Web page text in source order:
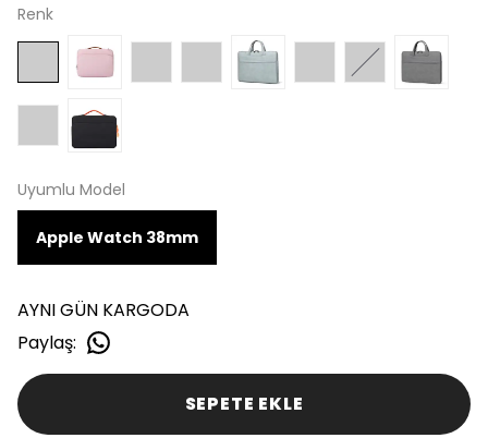
Renk
Uyumlu Model
Apple Watch 38mm
AYNI GÜN KARGODA
Paylaş:
SEPETE EKLE